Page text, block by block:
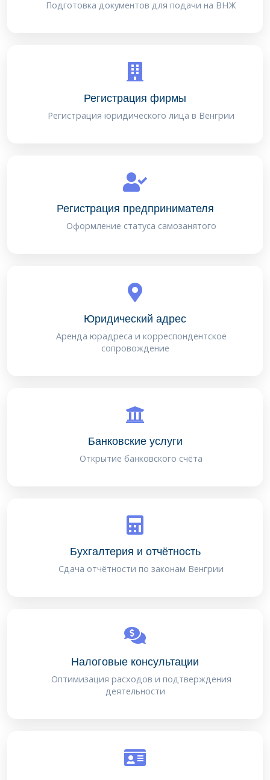
Подготовка документов для подачи на ВНЖ
Регистрация фирмы
Регистрация юридического лица в Венгрии
Регистрация предпринимателя
Оформление статуса самозанятого
Юридический адрес
Аренда юрадреса и корреспондентское
сопровождение
Банковские услуги
Открытие банковского счёта
Бухгалтерия и отчётность
Сдача отчётности по законам Венгрии
Налоговые консультации
Оптимизация расходов и подтверждения
деятельности